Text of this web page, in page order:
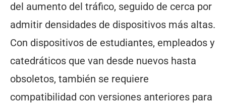
del aumento del tráfico, seguido de cerca por
admitir densidades de dispositivos más altas.
Con dispositivos de estudiantes, empleados y
catedráticos que van desde nuevos hasta
obsoletos, también se requiere
compatibilidad con versiones anteriores para